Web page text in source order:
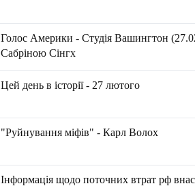
Голос Америки - Студія Вашингтон
Сабріною Сінгх
Цей день в історії - 27 лютого
"Руйнування міфів" - Карл Волох
Інформація щодо поточних втрат рф